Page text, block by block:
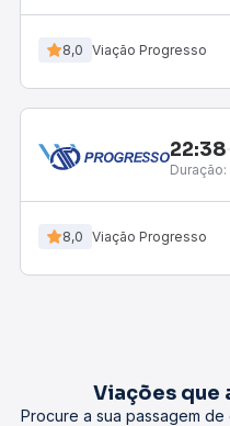
8,0 Viação Progresso
22:38
Duração:
8,0 Viação Progresso
Viações que
Procure a sua passagem